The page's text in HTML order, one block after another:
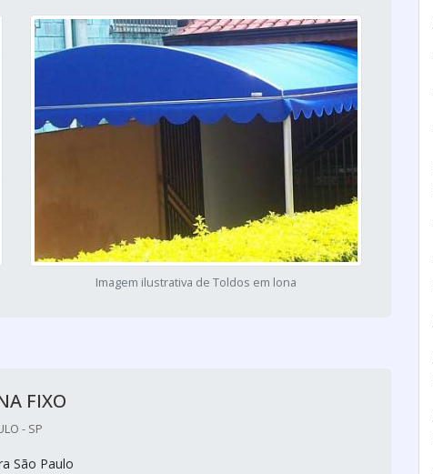
Imagem ilustrativa de Toldos em lona
FIXO
- SP
São Paulo